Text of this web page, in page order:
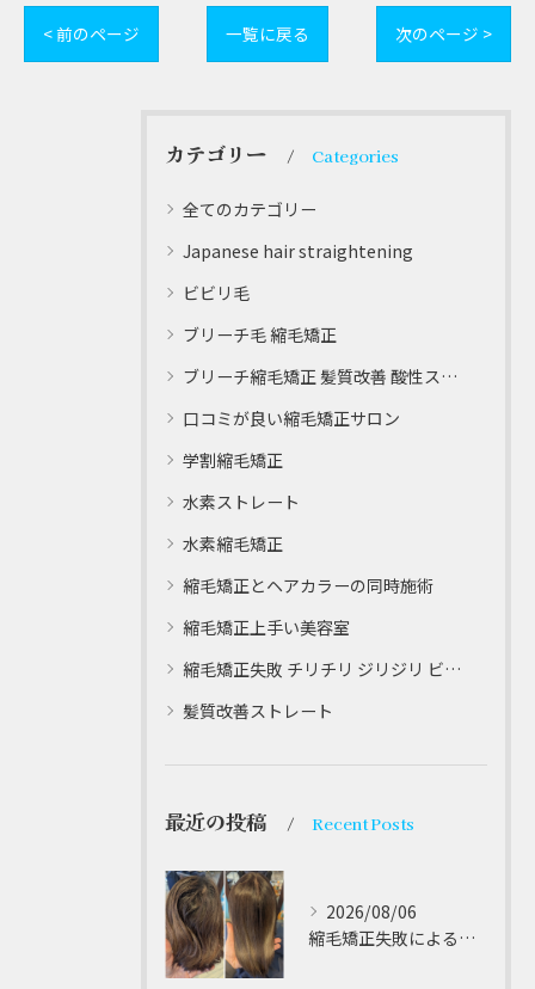
< 前のページ 一覧に戻る 次のページ >
カテゴリー Categories
全てのカテゴリー
Japanese hair straightening
ビビリ毛
ブリーチ毛 縮毛矯正
ブリーチ縮毛矯正 髪質改善 酸性ストレート
口コミが良い縮毛矯正サロン
学割縮毛矯正
水素ストレート
水素縮毛矯正
縮毛矯正とヘアカラーの同時施術
縮毛矯正上手い美容室
縮毛矯正失敗 チリチリ ジリジリ ビビり直し専門
髪質改善ストレート
最近の投稿 Recent Posts
2026/08/06
縮毛矯正失敗によるチリチリやジリジリ髪のビビり直し専門が解説する本当に効く修復策